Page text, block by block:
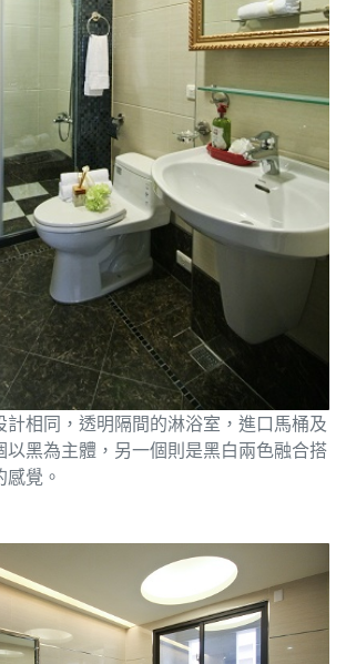
計相同，透明隔間的淋浴室，進口馬桶及
以黑為主體，另一個則是黑白兩色融合搭
覺。